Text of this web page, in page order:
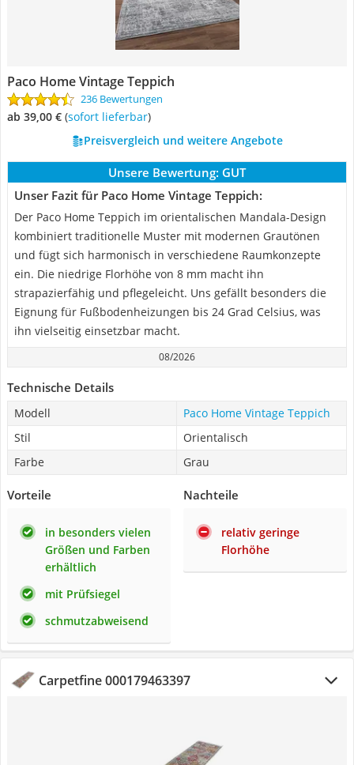
Paco Home Vintage Teppich
236 Bewertungen
ab 39,00 € ( Sofort lieferbar)
Preisvergleich und weitere Angebote
Unsere Bewertung: GUT
Unser Fazit für Paco Home Vintage Teppich:
Der Paco Home Teppich im orientalischen Mandala-Design
kombiniert traditionelle Muster mit modernen Grautönen
und fügt sich harmonisch in verschiedene Raumkonzepte
ein. Die niedrige Florhöhe von 8 mm macht ihn
strapazierfähig und pflegeleicht. Uns gefällt besonders die
Eignung für Fußbodenheizungen bis 24 Grad Celsius, was
ihn vielseitig einsetzbar macht.
08/2026
Technische Details
Modell
Paco Home Vintage Teppich
Stil
Orientalisch
Farbe
Grau
Vorteile
in besonders vielen
Größen und Farben
erhältlich
mit Prüfsiegel
schmutzabweisend
Nachteile
relativ geringe
Florhöhe
Carpetfine 000179463397